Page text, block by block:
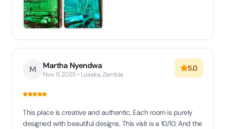
M Martha Nyendwa
Nov 11, 2025 • Lusaka, Zambia
5.0
This place is creative and authentic. Each room is purely
designed with beautiful designs. This visit is a 10/10. And the